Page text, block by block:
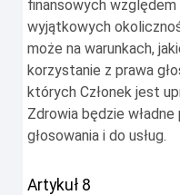
finansowych względem
wyjątkowych
może na warunkach,
korzystanie z prawa
których Członek jest
Zdrowia będzie
głosowania i do usług.
Artykuł 8